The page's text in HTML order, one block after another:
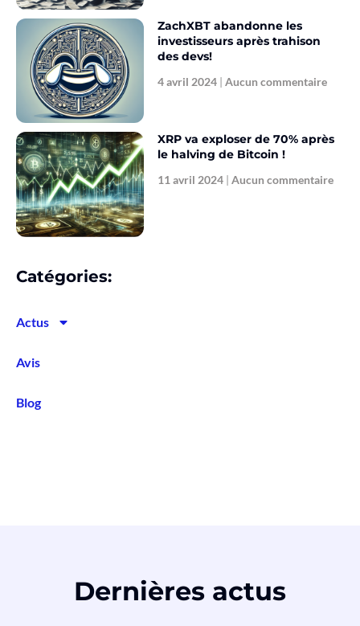
ZachXBT abandonne les
investisseurs après trahison
des devs!
4 avril 2024 Aucun commentaire
XRP va exploser de 70% après
le halving de Bitcoin !
11 avril 2024 Aucun commentaire
Catégories:
Actus
Avis
Blog
Dernières actus